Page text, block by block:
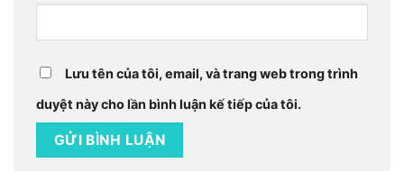
Lưu tên của tôi, email, và trang web trong trình
duyệt này cho lần bình luận kế tiếp của tôi.